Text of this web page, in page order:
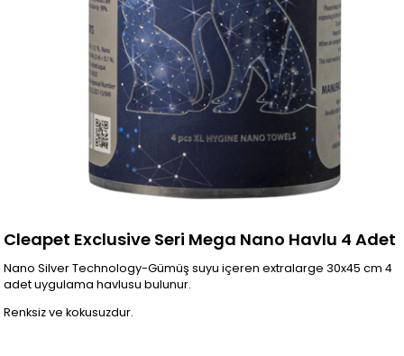
Cleapet Exclusive Seri Mega Nano Havlu 4 Adet
Nano Silver Technology-Gümüş suyu içeren extralarge 30x45 cm 4
adet uygulama havlusu bulunur.
Renksiz ve kokusuzdur.